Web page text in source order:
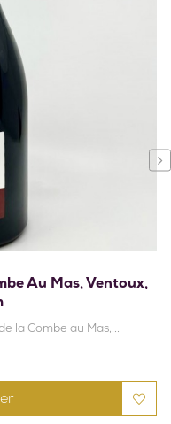
Au Mas, Ventoux,
la Combe au Mas,...